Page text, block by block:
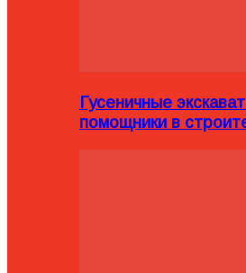
Гусеничные
помощники в